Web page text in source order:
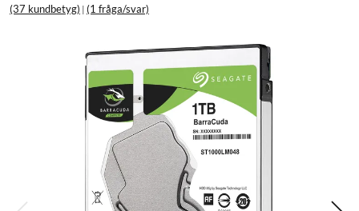
(37 kundbetyg) | (1 fråga/svar)